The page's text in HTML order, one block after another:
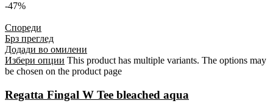
-47%
Спореди
Брз преглед
Додади во омилени
Избери опции This product has multiple variants. The options may
be chosen on the product page
Regatta Fingal W Tee bleached aqua